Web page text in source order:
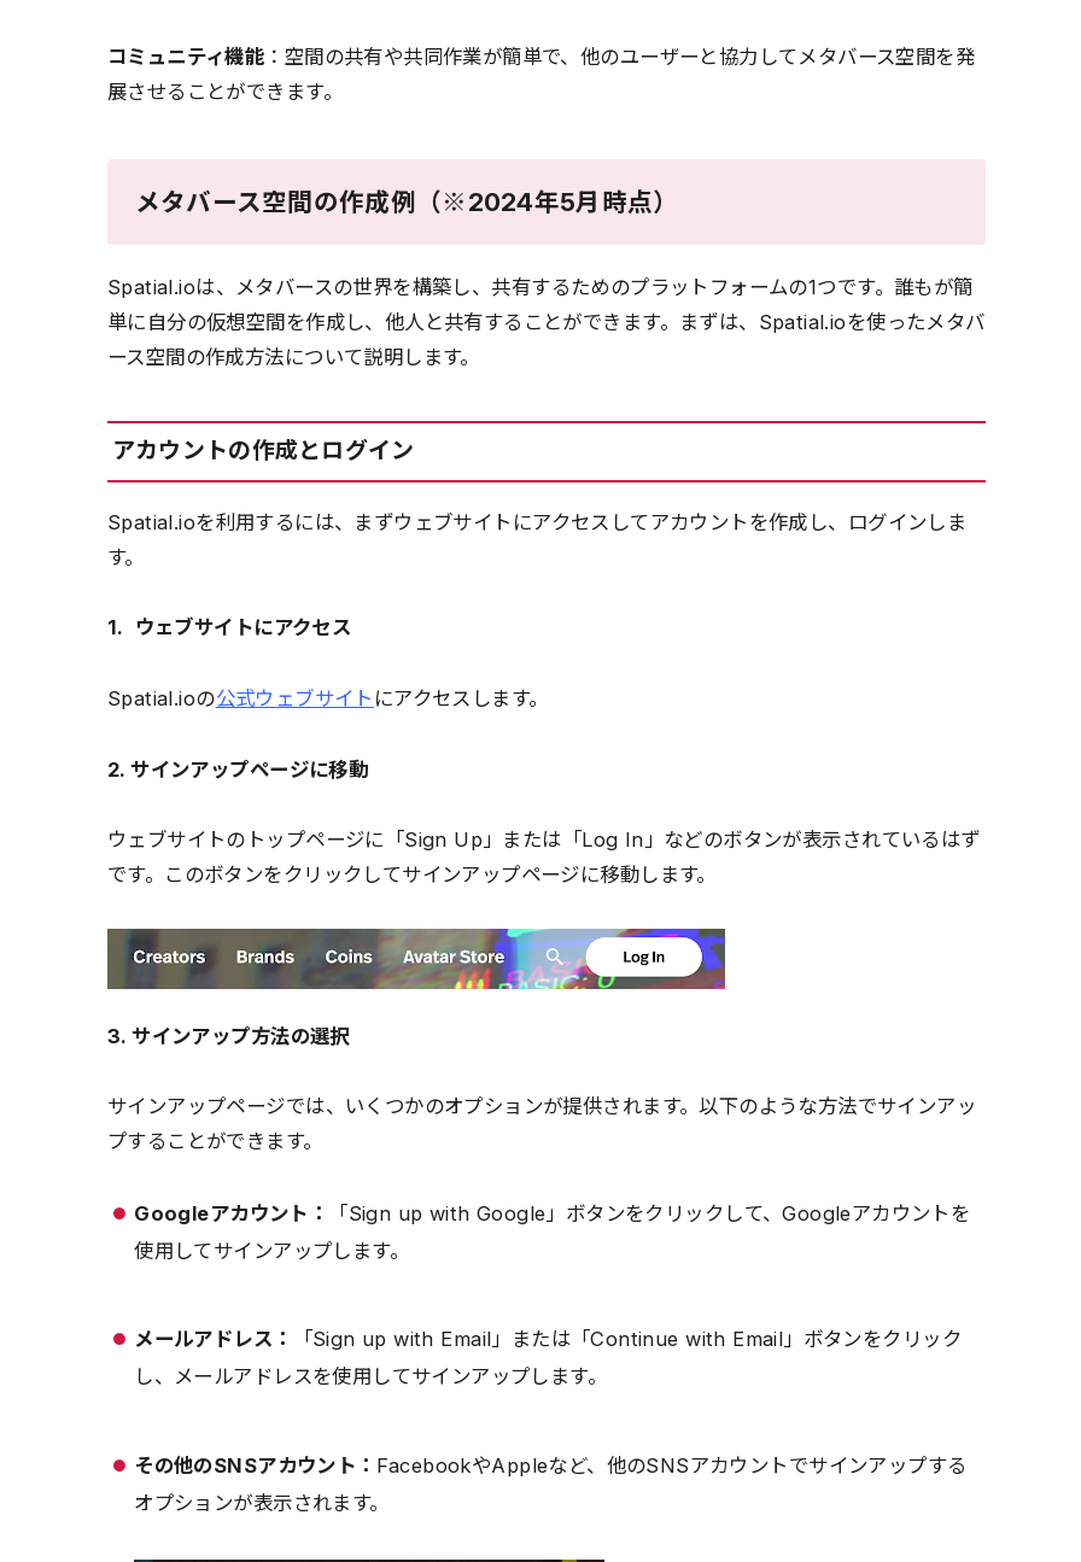
コミュニティ機能 ：空間の共有や共同作業が簡単で、他のユーザーと協力してメタバース空間を発
展させることができます。
メタバース空間の作成例（※2024年5月時点）
Spatial.ioは、メタバースの世界を構築し、共有するためのプラットフォームの1つです。誰もが簡
単に自分の仮想空間を作成し、他人と共有することができます。まずは、Spatial.ioを使ったメタバ
ース空間の作成方法について説明します。
アカウントの作成とログイン
Spatial.ioを利用するには、まずウェブサイトにアクセスしてアカウントを作成し、ログインしま
す。
1. ウェブサイトにアクセス
Spatial.ioの公式ウェブサイト にアクセスします。
2. サインアップページに移動
ウェブサイトのトップページに「Sign Up」または「Log In」などのボタンが表示されているはず
です。このボタンをクリックしてサインアップページに移動します。
3. サインアップ方法の選択
サインアップページでは、いくつかのオプションが提供されます。以下のような方法でサインアッ
プすることができます。
Googleアカウント：
「Sign up with Google」ボタンをクリックして、Googleアカウントを
使用してサインアップします。
メールアドレス：
「Sign up with Email」または「Continue with Email」ボタンをクリック
し、メールアドレスを使用してサインアップします。
その他のSNSアカウント： FacebookやAppleなど、他のSNSアカウントでサインアップする
オプションが表示されます。